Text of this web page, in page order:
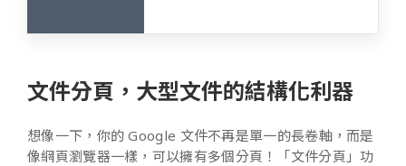
文件分頁， 大型文件的結構化利器
想像一下，你的 Google 文件不再是單一的長卷軸，而是
像網頁瀏覽器一樣，可以擁有多個分頁！「文件分頁」功